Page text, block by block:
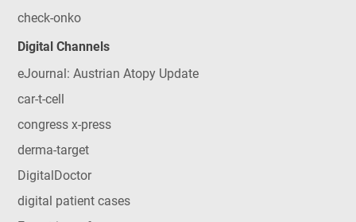
check-onko
Digital Channels
eJournal: Austrian Atopy Update
car-t-cell
congress x-press
derma-target
DigitalDoctor
digital patient cases